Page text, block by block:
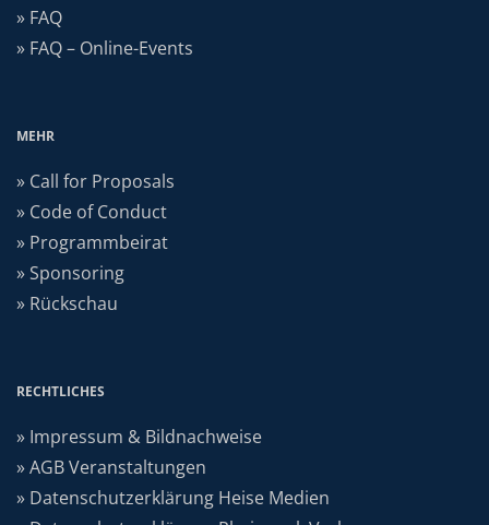
» FAQ
» FAQ – Online-Events
MEHR
» Call for Proposals
» Code of Conduct
» Programmbeirat
» Sponsoring
» Rückschau
RECHTLICHES
» Impressum & Bildnachweise
» AGB Veranstaltungen
» Datenschutzerklärung Heise Medien